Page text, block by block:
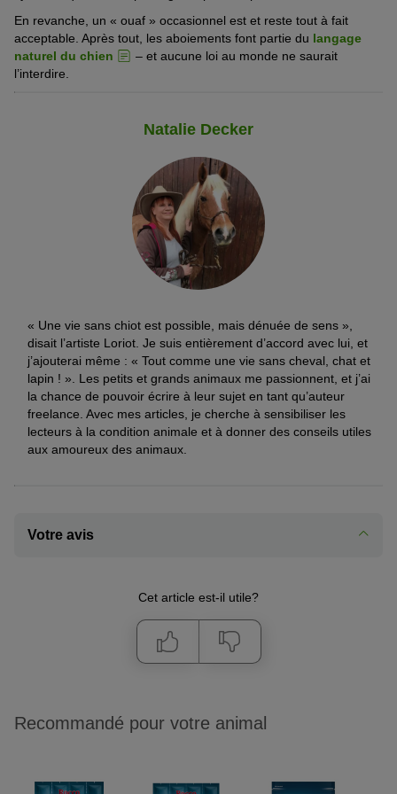
En revanche, un « ouaf » occasionnel est et reste tout à fait
acceptable. Après tout, les aboiements font partie du langage
naturel du chien
– et aucune loi au monde ne saurait
l’interdire.
Natalie Decker
« Une vie sans chiot est possible, mais dénuée de sens »,
disait l’artiste Loriot. Je suis entièrement d’accord avec lui, et
j’ajouterai même : « Tout comme une vie sans cheval, chat et
lapin ! ». Les petits et grands animaux me passionnent, et j’ai
la chance de pouvoir écrire à leur sujet en tant qu’auteur
freelance. Avec mes articles, je cherche à sensibiliser les
lecteurs à la condition animale et à donner des conseils utiles
aux amoureux des animaux.
Votre avis
Cet article est-il utile?
Recommandé pour votre animal